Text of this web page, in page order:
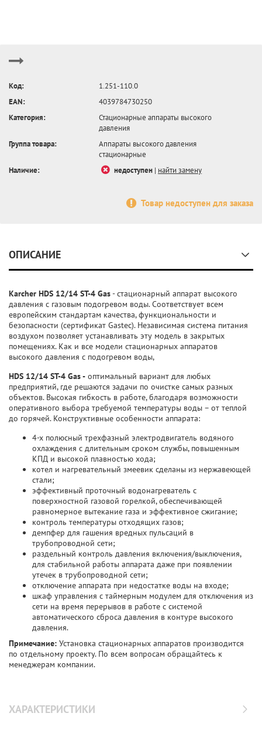
Код:
1.251-110.0
EAN:
4039784730250
Категория:
Стационарные аппараты высокого
давления
Группа товара:
Аппараты высокого давления
стационарные
Наличие:
недоступен | найти замену
Товар недоступен для заказа
ОПИСАНИЕ
Karcher HDS 12/14 ST-4 Gas- стационарный аппарат высокого
давления с газовым подогревом воды. Соответствует всем
европейским стандартам качества, функциональности и
безопасности (сертификат Gastec). Независимая система питания
воздухом позволяет устанавливать эту модель в закрытых
помещениях. Как и все модели стационарных аппаратов
высокого давления с подогревом воды,
HDS 12/14 ST-4 Gas - оптимальный вариант для любых
предприятий, где решаются задачи по очистке самых разных
объектов. Высокая гибкость в работе, благодаря возможности
оперативного выбора требуемой температуры воды – от теплой
до горячей. Конструктивные особенности аппарата:
4-х полюсный трехфазный электродвигатель водяного
охлаждения с длительным сроком службы, повышенным
КПД и высокой плавностью хода;
котел и нагревательный змеевик сделаны из нержавеющей
стали;
эффективный проточный водонагреватель с
поверхностной газовой горелкой, обеспечивающей
равномерное вытекание газа и эффективное сжигание;
контроль температуры отходящих газов;
демпфер для гашения вредных пульсаций в
трубопроводной сети;
раздельный контроль давления включения/выключения,
для стабильной работы аппарата даже при появлении
утечек в трубопроводной сети;
отключение аппарата при недостатке воды на входе;
шкаф управления с таймерным модулем для отключения из
сети на время перерывов в работе с системой
автоматического сброса давления в контуре высокого
давления.
Примечание: Установка стационарных аппаратов производится
по отдельному проекту. По всем вопросам обращайтесь к
менеджерам компании.
ХАРАКТЕРИСТИКИ